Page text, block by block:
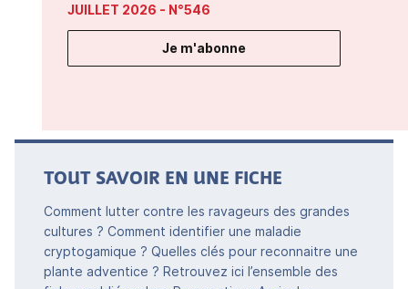
JUILLET 2026 - N°546
Je m'abonne
TOUT SAVOIR EN UNE FICHE
Comment lutter contre les ravageurs des grandes
cultures ? Comment identifier une maladie
cryptogamique ? Quelles clés pour reconnaitre une
plante adventice ? Retrouvez ici l’ensemble des